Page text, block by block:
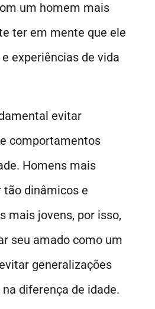
um homem mais
ter em mente que ele
experiências de vida
evitar
comportamentos
Homens mais
tão dinâmicos e
mais jovens, por isso,
seu amado como um
generalizações
diferença de idade.